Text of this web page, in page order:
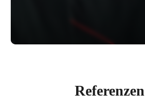
Referenzen